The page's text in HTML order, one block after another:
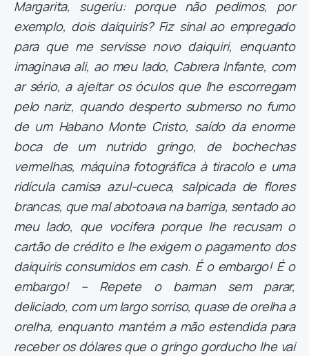
Margarita, sugeriu: porque não pedimos, por
exemplo, dois daiquiris? Fiz sinal ao empregado
para que me servisse novo daiquiri, enquanto
imaginava ali, ao meu lado, Cabrera Infante, com
ar sério, a ajeitar os óculos que lhe escorregam
pelo nariz, quando desperto submerso no fumo
de um Habano Monte Cristo, saído da enorme
boca de um nutrido gringo, de bochechas
vermelhas, máquina fotográfica à tiracolo e uma
ridícula camisa azul-cueca, salpicada de flores
brancas, que mal abotoava na barriga, sentado ao
meu lado, que vocifera porque lhe recusam o
cartão de crédito e lhe exigem o pagamento dos
daiquiris consumidos em cash. É o embargo! É o
embargo! – Repete o barman sem parar,
deliciado, com um largo sorriso, quase de orelha a
orelha, enquanto mantém a mão estendida para
receber os dólares que o gringo gorducho lhe vai